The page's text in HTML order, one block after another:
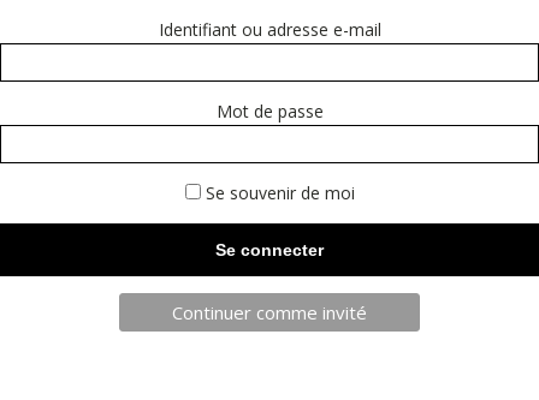
Identifiant ou adresse e-mail
Mot de passe
Se souvenir de moi
Continuer comme invité